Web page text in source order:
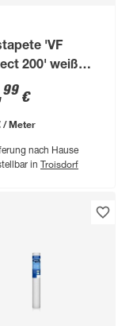
'VF
200' weiß
10,05 m
99 €
/ Meter
nach Hause
in Troisdorf